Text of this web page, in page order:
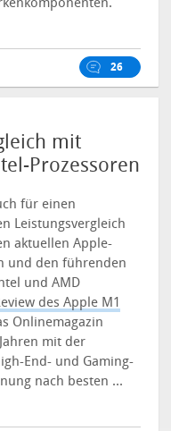
26
mit
Prozessoren
für einen
Leistungsvergleich
aktuellen Apple-
und den führenden
und AMD
des Apple M1
Onlinemagazin
mit der
End- und Gaming-
nach besten ...